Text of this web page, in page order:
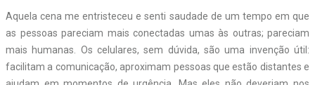
Aquela cena me entristeceu e senti saudade de um tempo em que
as pessoas pareciam mais conectadas umas às outras; pareciam
mais humanas. Os celulares, sem dúvida, são uma invenção útil:
facilitam a comunicação, aproximam pessoas que estão distantes e